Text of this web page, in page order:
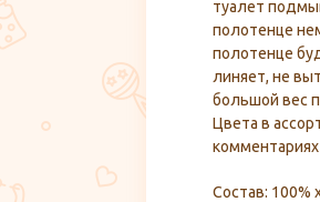
туалет
полотенце
полотенце
линяет, не
большой вес
Цвета в
комментариях
Состав: 100%